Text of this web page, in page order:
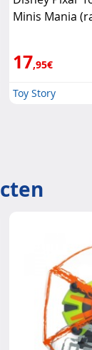
Minis Mania
17,95€
Toy Story